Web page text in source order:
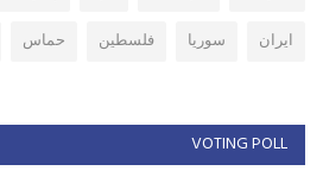
ايران
سوريا فلسطين حماس
VOTING POLL